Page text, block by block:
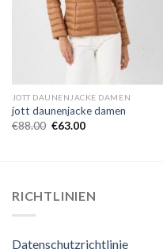
JOTT DAUNENJACKE DAMEN
jott daunenjacke damen
€88.00 €63.00
RICHTLINIEN
Datenschutzrichtlinie